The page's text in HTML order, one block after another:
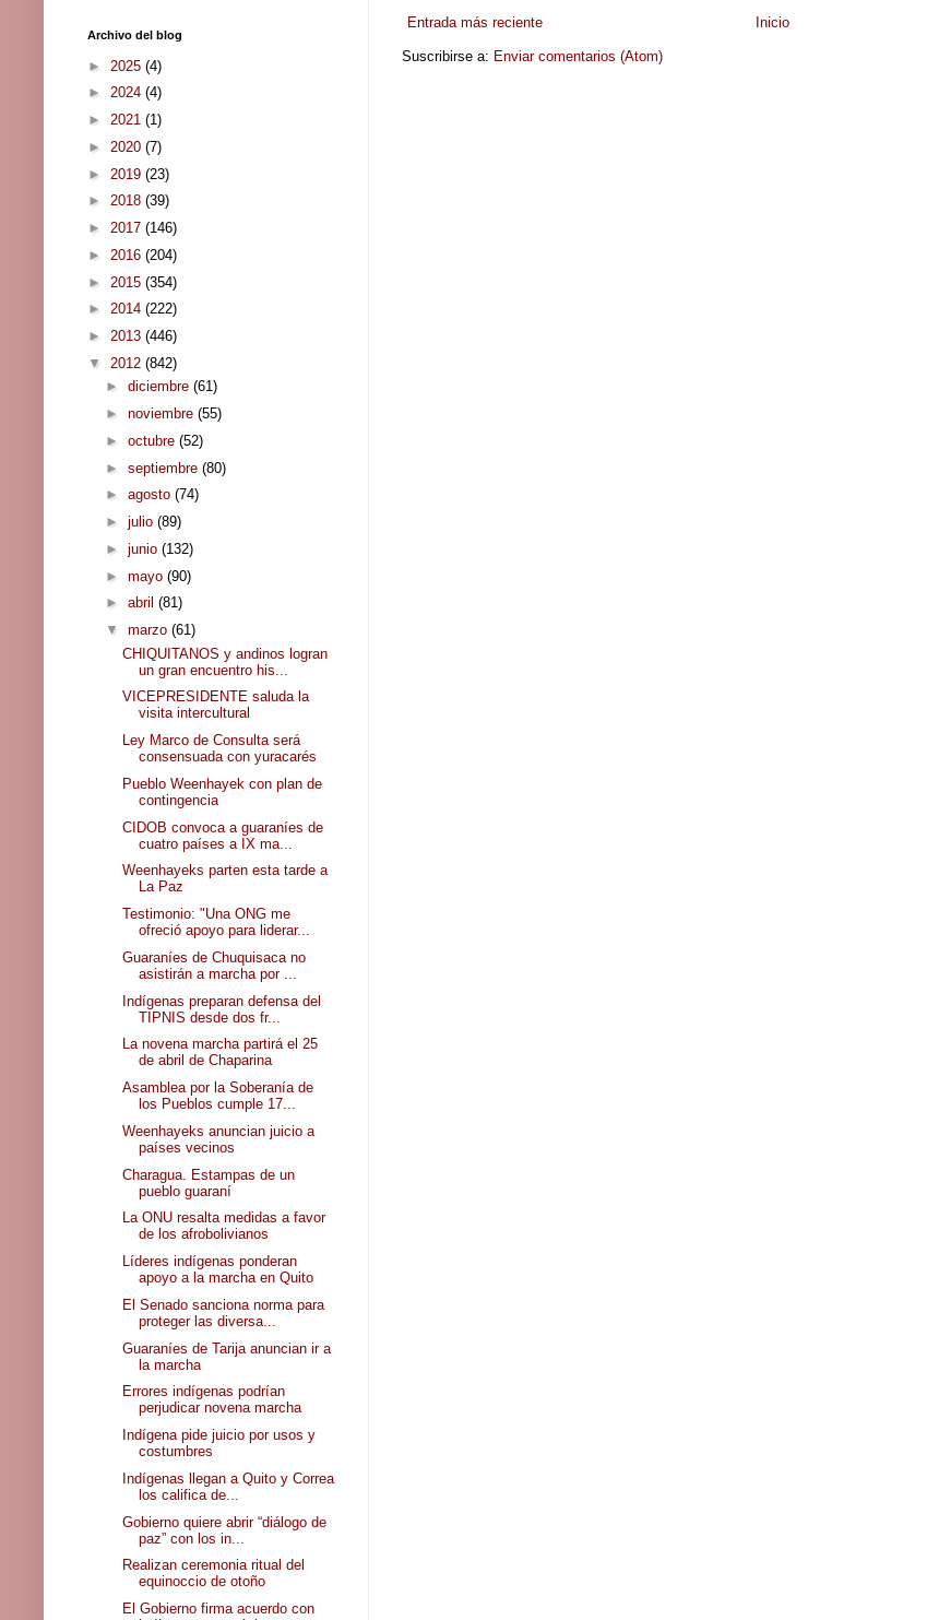
Entrada más reciente Inicio
Suscribirse a: Enviar comentarios (Atom)
Archivo del blog
► 2025 (4)
► 2024 (4)
► 2021 (1)
► 2020 (7)
► 2019 (23)
► 2018 (39)
► 2017 (146)
► 2016 (204)
► 2015 (354)
► 2014 (222)
► 2013 (446)
▼ 2012 (842)
► diciembre (61)
► noviembre (55)
► octubre (52)
► septiembre (80)
► agosto (74)
► julio (89)
► junio (132)
► mayo (90)
► abril (81)
▼ marzo (61)
CHIQUITANOS y andinos logran
un gran encuentro his...
VICEPRESIDENTE saluda la
visita intercultural
Ley Marco de Consulta será
consensuada con yuracarés
Pueblo Weenhayek con plan de
contingencia
CIDOB convoca a guaraníes de
cuatro países a IX ma...
Weenhayeks parten esta tarde a
La Paz
Testimonio: "Una ONG me
ofreció apoyo para liderar...
Guaraníes de Chuquisaca no
asistirán a marcha por ...
Indígenas preparan defensa del
TIPNIS desde dos fr...
La novena marcha partirá el 25
de abril de Chaparina
Asamblea por la Soberanía de
los Pueblos cumple 17...
Weenhayeks anuncian juicio a
países vecinos
Charagua. Estampas de un
pueblo guaraní
La ONU resalta medidas a favor
de los afrobolivianos
Líderes indígenas ponderan
apoyo a la marcha en Quito
El Senado sanciona norma para
proteger las diversa...
Guaraníes de Tarija anuncian ir a
la marcha
Errores indígenas podrían
perjudicar novena marcha
Indígena pide juicio por usos y
costumbres
Indígenas llegan a Quito y Correa
los califica de...
Gobierno quiere abrir “diálogo de
paz” con los in...
Realizan ceremonia ritual del
equinoccio de otoño
El Gobierno firma acuerdo con